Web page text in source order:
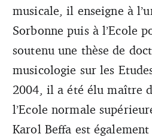
musicale, il enseigne à
Sorbonne puis à l’Ecole
soutenu une thèse de
musicologie sur les
2004, il a été élu maître
l’Ecole normale
Karol Beffa est également